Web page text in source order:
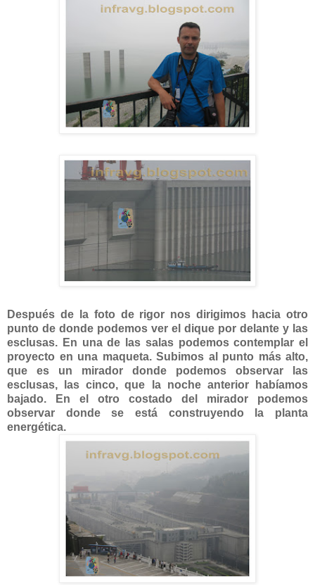
Después de la foto de rigor nos dirigimos hacia otro
punto de donde podemos ver el dique por delante y las
esclusas. En una de las salas podemos contemplar el
proyecto en una maqueta. Subimos al punto más alto,
que es un mirador donde podemos observar las
esclusas, las cinco, que la noche anterior habíamos
bajado. En el otro costado del mirador podemos
observar donde se está construyendo la planta
energética.